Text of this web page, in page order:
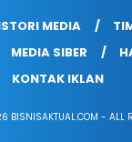
MEDIA
MEDIA SIBER
KONTAK IKLAN
BISNISAKTUAL.COM - ALL